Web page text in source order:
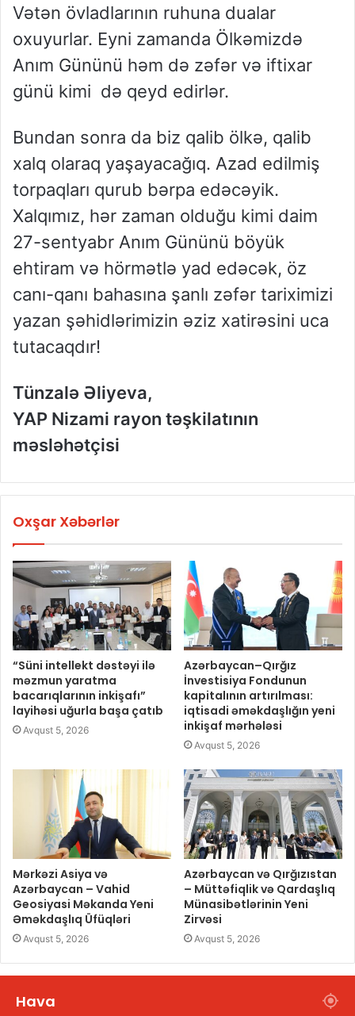
Vətən övladlarının ruhuna dualar
oxuyurlar. Eyni zamanda Ölkəmizdə
Anım Gününü həm də zəfər və iftixar
günü kimi də qeyd edirlər.
Bundan sonra da biz qalib ölkə, qalib
xalq olaraq yaşayacağıq. Azad edilmiş
torpaqları qurub bərpa edəcəyik.
Xalqımız, hər zaman olduğu kimi daim
27-sentyabr Anım Gününü böyük
ehtiram və hörmətlə yad edəcək, öz
canı-qanı bahasına şanlı zəfər tariximizi
yazan şəhidlərimizin əziz xatirəsini uca
tutacaqdır!
Tünzalə Əliyeva,
YAP Nizami rayon təşkilatının
məsləhətçisi
Oxşar Xəbərlər
“Süni intellekt dəstəyi ilə
məzmun yaratma
bacarıqlarının inkişafı”
layihəsi uğurla başa çatıb
Avqust 5, 2026
Azərbaycan–Qırğız
İnvestisiya Fondunun
kapitalının artırılması:
iqtisadi əməkdaşlığın yeni
inkişaf mərhələsi
Avqust 5, 2026
Mərkəzi Asiya və
Azərbaycan – Vahid
Geosiyasi Məkanda Yeni
Əməkdaşlıq Üfüqləri
Avqust 5, 2026
Azərbaycan və Qırğızıstan
– Müttəfiqlik və Qardaşlıq
Münasibətlərinin Yeni
Zirvəsi
Avqust 5, 2026
Hava